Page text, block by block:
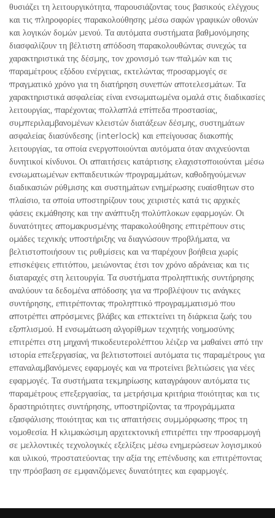
θυσιάζει τη λειτουργικότητα, παρουσιάζοντας τους βασικούς ελέγχους
και τις πληροφορίες παρακολούθησης μέσω σαφών γραφικών οθονών
και λογικών δομών μενού. Τα αυτόματα συστήματα βαθμονόμησης
διασφαλίζουν τη βέλτιστη απόδοση παρακολουθώντας συνεχώς τα
χαρακτηριστικά της δέσμης, τον χρονισμό των παλμών και τις
παραμέτρους εξόδου ενέργειας, εκτελώντας προσαρμογές σε
πραγματικό χρόνο για τη διατήρηση συνεπών αποτελεσμάτων. Τα
χαρακτηριστικά ασφαλείας είναι ενσωματωμένα ομαλά στις διαδικασίες
λειτουργίας, παρέχοντας πολλαπλά επίπεδα προστασίας,
συμπεριλαμβανομένων κλειστών διατάξεων δέσμης, συστημάτων
ασφαλείας διασύνδεσης (interlock) και επείγουσας διακοπής
λειτουργίας, τα οποία ενεργοποιούνται αυτόματα όταν ανιχνεύονται
δυνητικοί κίνδυνοι. Οι απαιτήσεις κατάρτισης ελαχιστοποιούνται μέσω
ενσωματωμένων εκπαιδευτικών προγραμμάτων, καθοδηγούμενων
διαδικασιών ρύθμισης και συστημάτων ενημέρωσης ευαίσθητων στο
πλαίσιο, τα οποία υποστηρίζουν τους χειριστές κατά τις αρχικές
φάσεις εκμάθησης και την ανάπτυξη πολύπλοκων εφαρμογών. Οι
δυνατότητες απομακρυσμένης παρακολούθησης επιτρέπουν στις
ομάδες τεχνικής υποστήριξης να διαγνώσουν προβλήματα, να
βελτιστοποιήσουν τις ρυθμίσεις και να παρέχουν βοήθεια χωρίς
επισκέψεις επιτόπου, μειώνοντας έτσι τον χρόνο αδράνειας και τις
διαταραχές στη λειτουργία. Τα συστήματα προληπτικής συντήρησης
αναλύουν τα δεδομένα απόδοσης για να προβλέψουν τις ανάγκες
συντήρησης, επιτρέποντας προληπτικό προγραμματισμό που
αποτρέπει απρόσμενες βλάβες και επεκτείνει τη διάρκεια ζωής του
εξοπλισμού. Η ενσωμάτωση αλγορίθμων τεχνητής νοημοσύνης
επιτρέπει στη μηχανή πικοδευτερολέπτου λέιζερ να μαθαίνει από την
ιστορία επεξεργασίας, να βελτιστοποιεί αυτόματα τις παραμέτρους για
επαναλαμβανόμενες εφαρμογές και να προτείνει βελτιώσεις για νέες
εφαρμογές. Τα συστήματα τεκμηρίωσης καταγράφουν αυτόματα τις
παραμέτρους επεξεργασίας, τα μετρήσιμα κριτήρια ποιότητας και τις
δραστηριότητες συντήρησης, υποστηρίζοντας τα προγράμματα
εξασφάλισης ποιότητας και τις απαιτήσεις συμμόρφωσης προς τη
νομοθεσία. Η κλιμακώσιμη αρχιτεκτονική επιτρέπει την προσαρμογή
σε μελλοντικές τεχνολογικές εξελίξεις μέσω ενημερώσεων λογισμικού
και υλικού, προστατεύοντας την αξία της επένδυσης και επιτρέποντας
την πρόσβαση σε εμφανιζόμενες δυνατότητες και εφαρμογές.